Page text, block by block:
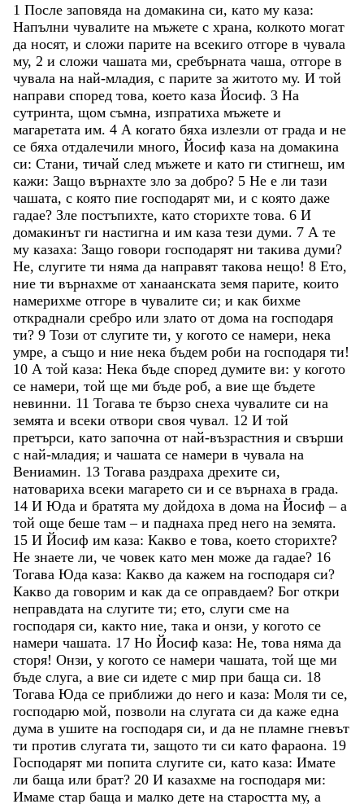
1 После заповяда на домакина си, като му каза:
Напълни чувалите на мъжете с храна, колкото могат
да носят, и сложи парите на всекиго отгоре в чувала
му, 2 и сложи чашата ми, сребърната чаша, отгоре в
чувала на най-младия, с парите за житото му. И той
направи според това, което каза Йосиф. 3 На
сутринта, щом съмна, изпратиха мъжете и
магаретата им. 4 А когато бяха излезли от града и не
се бяха отдалечили много, Йосиф каза на домакина
си: Стани, тичай след мъжете и като ги стигнеш, им
кажи: Защо върнахте зло за добро? 5 Не е ли тази
чашата, с която пие господарят ми, и с която даже
гадае? Зле постъпихте, като сторихте това. 6 И
домакинът ги настигна и им каза тези думи. 7 А те
му казаха: Защо говори господарят ни такива думи?
Не, слугите ти няма да направят такова нещо! 8 Ето,
ние ти върнахме от ханаанската земя парите, които
намерихме отгоре в чувалите си; и как бихме
откраднали сребро или злато от дома на господаря
ти? 9 Този от слугите ти, у когото се намери, нека
умре, а също и ние нека бъдем роби на господаря ти!
10 А той каза: Нека бъде според думите ви: у когото
се намери, той ще ми бъде роб, а вие ще бъдете
невинни. 11 Тогава те бързо снеха чувалите си на
земята и всеки отвори своя чувал. 12 И той
претърси, като започна от най-възрастния и свърши
с най-младия; и чашата се намери в чувала на
Вениамин. 13 Тогава раздраха дрехите си,
натовариха всеки магарето си и се върнаха в града.
14 И Юда и братята му дойдоха в дома на Йосиф– а
той още беше там– и паднаха пред него на земята.
15 И Йосиф им каза: Какво е това, което сторихте?
Не знаете ли, че човек като мен може да гадае? 16
Тогава Юда каза: Какво да кажем на господаря си?
Какво да говорим и как да се оправдаем? Бог откри
неправдата на слугите ти; ето, слуги сме на
господаря си, както ние, така и онзи, у когото се
намери чашата. 17 Но Йосиф каза: Не, това няма да
сторя! Онзи, у когото се намери чашата, той ще ми
бъде слуга, а вие си идете с мир при баща си. 18
Тогава Юда се приближи до него и каза: Моля ти се,
господарю мой, позволи на слугата си да каже една
дума в ушите на господаря си, и да не пламне гневът
ти против слугата ти, защото ти си като фараона. 19
Господарят ми попита слугите си, като каза: Имате
ли баща или брат? 20 И казахме на господаря ми:
Имаме стар баща и малко дете на старостта му, а